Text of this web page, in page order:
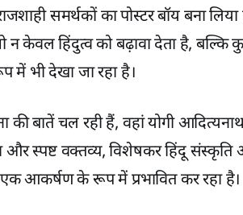
समर्थकों का पोस्टर बॉय बना
केवल हिंदुत्व को बढ़ावा देता है, बल्कि
में भी देखा जा रहा है।
की बातें चल रही हैं, वहां योगी
और स्पष्ट वक्तव्य, विशेषकर हिंदू
आकर्षण के रूप में प्रभावित कर रहा है।